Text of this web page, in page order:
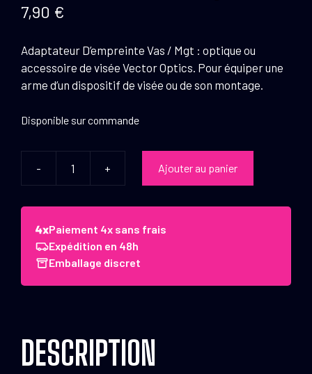
7,90 €
Adaptateur D’empreinte Vas / Mgt : optique ou
accessoire de visée Vector Optics. Pour équiper une
arme d’un dispositif de visée ou de son montage.
Disponible sur commande
-
quantité
Vector
Optics
Adaptateur
D'empreinte
+ Ajouter au panier
Paiement 4x sans frais
Expédition en 48h
Emballage discret
DESCRIPTION